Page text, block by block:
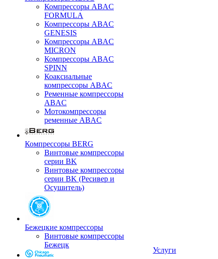
Компрессоры ABAC
FORMULA
Компрессоры ABAC
GENESIS
Компрессоры ABAC
MICRON
Компрессоры ABAC
SPINN
Коаксиальные
компрессоры ABAC
Ременные компрессоры
ABAC
Мотокомпрессоры
ременные ABAC
Компрессоры BERG
Винтовые компрессоры
серии BK
Винтовые компрессоры
серии BK (Ресивер и
Осушитель)
Бежецкие компрессоры
Винтовые компрессоры
Бежецк
Услуги